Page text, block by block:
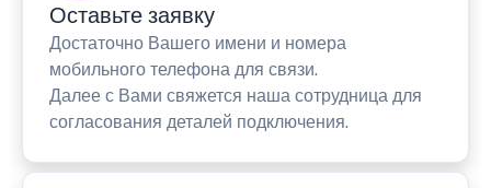
Оставьте заявку
Достаточно Вашего имени и номера
мобильного телефона для связи.
Далее с Вами свяжется наша сотрудница для
согласования деталей подключения.